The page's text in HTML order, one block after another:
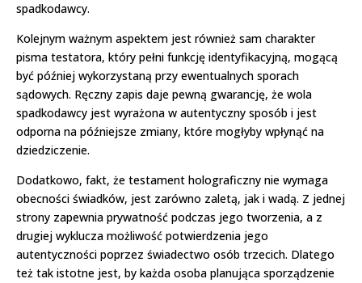
spadkodawcy.
Kolejnym ważnym aspektem jest również sam charakter
pisma testatora, który pełni funkcję identyfikacyjną, mogącą
być później wykorzystaną przy ewentualnych sporach
sądowych. Ręczny zapis daje pewną gwarancję, że wola
spadkodawcy jest wyrażona w autentyczny sposób i jest
odporna na późniejsze zmiany, które mogłyby wpłynąć na
dziedziczenie.
Dodatkowo, fakt, że testament holograficzny nie wymaga
obecności świadków, jest zarówno zaletą, jak i wadą. Z jednej
strony zapewnia prywatność podczas jego tworzenia, a z
drugiej wyklucza możliwość potwierdzenia jego
autentyczności poprzez świadectwo osób trzecich. Dlatego
też tak istotne jest, by każda osoba planująca sporządzenie